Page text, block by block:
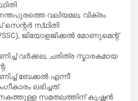
വലിയമല, വിക്രം
സ്‌ഥിതി
ജിയോളജിക്കൽ മോണുമെന്റ്
വർക്കല, ചരിത്ര സ്മാരകമായ
ബേക്കൽ എന്നീ
ലഭിച്ചത്.
സമതലത്തിന് കൃഷ്ണൻ